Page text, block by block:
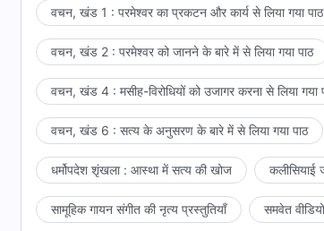
वचन, खंड 1 : परमेश्वर का प्रकटन और कार्य से लिया गया पाठ
वचन, खंड 2 : परमेश्वर को जानने के बारे में से लिया गया पाठ
वचन, खंड 4 : मसीह-विरोधियों को उजागर करना से लिया गया
वचन, खंड 6 : सत्य के अनुसरण के बारे में से लिया गया पाठ
धर्मोपदेश शृंखला : आस्था में सत्य की खोज कलीसियाई
सामूहिक गायन संगीत की नृत्य प्रस्तुतियाँ समवेत